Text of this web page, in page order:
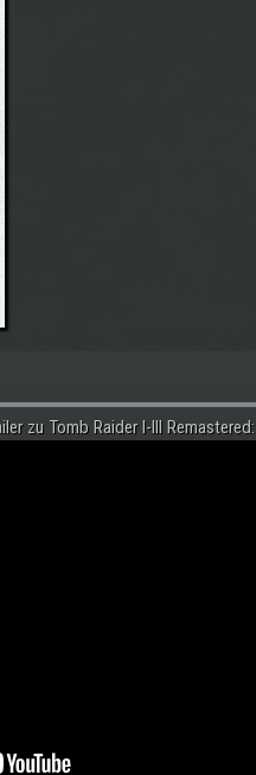
zu Tomb Raider I-III Remastered: